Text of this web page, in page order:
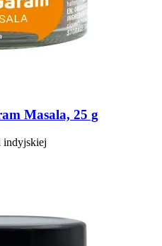
Masala, 25 g
indyjskiej